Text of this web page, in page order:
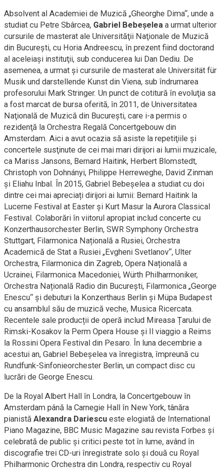
Absolvent al Academiei de Muzică „Gheorghe Dima“, unde a
studiat cu Petre Sbârcea, Gabriel Bebeşelea a urmat ulterior
cursurile de masterat ale Universităţii Naţionale de Muzică
din Bucureşti, cu Horia Andreescu, în prezent fiind doctorand
al aceleiaşi instituţii, sub conducerea lui Dan Dediu. De
asemenea, a urmat şi cursurile de masterat ale Universität für
Musik und darstellende Kunst din Viena, sub îndrumarea
profesorului Mark Stringer. Un punct de cotitură în evoluţia sa
a fost marcat de bursa oferită, în 2011, de Universitatea
Naţională de Muzică din Bucureşti, care i-a permis o
rezidenţă la Orchestra Regală Concertgebouw din
Amsterdam. Aici a avut ocazia să asiste la repetiţiile şi
concertele susţinute de cei mai mari dirijori ai lumii muzicale,
ca Mariss Jansons, Bernard Haitink, Herbert Blomstedt,
Christoph von Dohnányi, Philippe Herreweghe, David Zinman
şi Eliahu Inbal. În 2015, Gabriel Bebeșelea a studiat cu doi
dintre cei mai apreciați dirijori ai lumii: Bernard Haitink la
Lucerne Festival at Easter și Kurt Masur la Aurora Classical
Festival. Colaborări în viitorul apropiat includ concerte cu
Konzerthausorchester Berlin, SWR Symphony Orchestra
Stuttgart, Filarmonica Națională a Rusiei, Orchestra
Academică de Stat a Rusiei „Evgheni Svetlanov“, Ulter
Orchestra, Filarmonica din Zagreb, Opera Națională a
Ucrainei, Filarmonica Macedoniei, Würth Philharmoniker,
Orchestra Națională Radio din Bucureşti, Filarmonica „George
Enescu“ și debuturi la Konzerthaus Berlin și Müpa Budapest
cu ansamblul său de muzică veche, Musica Ricercata.
Recentele sale producții de operă includ Mireasa Țarului de
Rimski-Kosakov la Perm Opera House și Il viaggio a Reims
la Rossini Opera Festival din Pesaro. În luna decembrie a
acestui an, Gabriel Bebeşelea va înregistra, împreună cu
Rundfunk-Sinfonieorchester Berlin, un compact disc cu
lucrări de George Enescu.
De la Royal Albert Hall în Londra, la Concertgebouw în
Amsterdam până la Carnegie Hall în New York, tânăra
pianistă Alexandra Dariescu este elogiată de International
Piano Magazine, BBC Music Magazine sau revista Forbes şi
celebrată de public şi critici peste tot în lume, având în
discografie trei CD-uri înregistrate solo şi două cu Royal
Philharmonic Orchestra din Londra, respectiv cu Royal